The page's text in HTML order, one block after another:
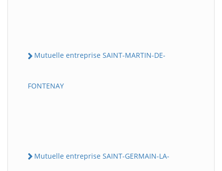
Mutuelle entreprise SAINT-MARTIN-DE-
FONTENAY
Mutuelle entreprise SAINT-GERMAIN-LA-